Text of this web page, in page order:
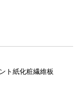
ト紙化粧繊維板